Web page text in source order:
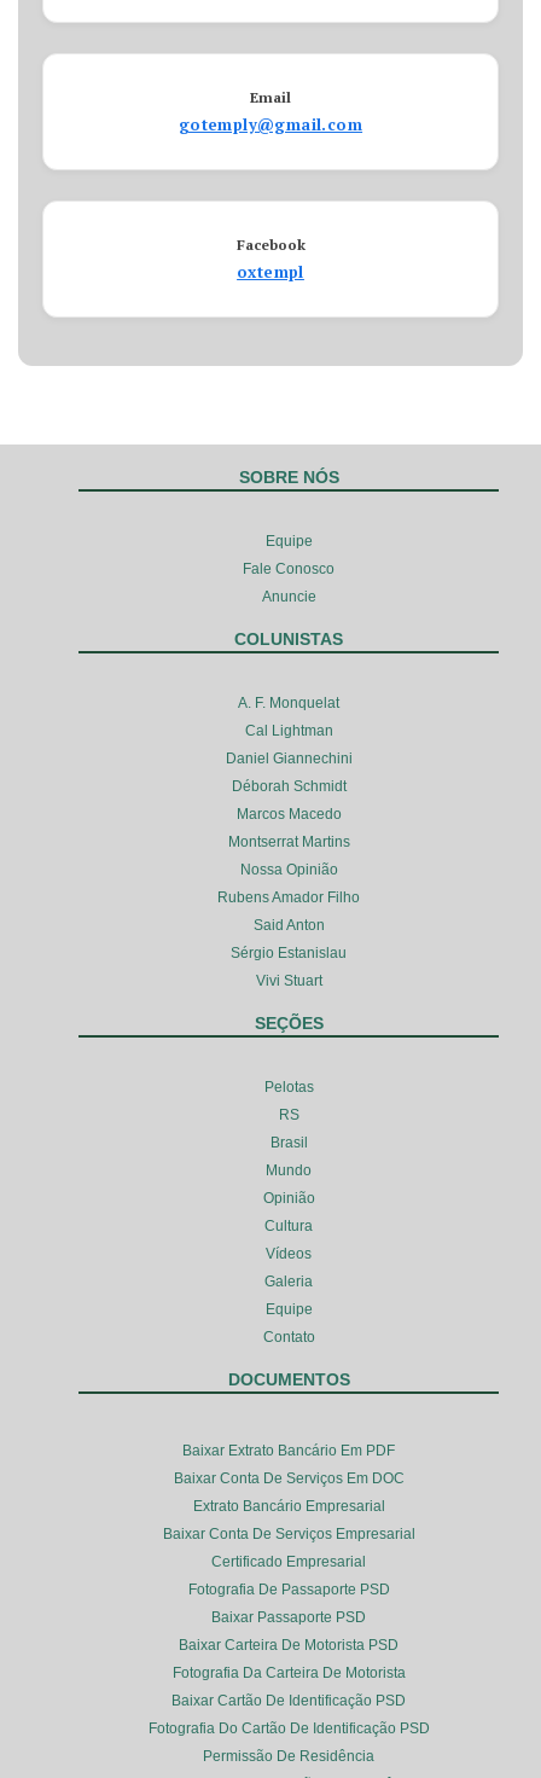
Email
gotemply@gmail.com
Facebook
oxtempl
SOBRE NÓS
Equipe
Fale Conosco
Anuncie
COLUNISTAS
A. F. Monquelat
Cal Lightman
Daniel Giannechini
Déborah Schmidt
Marcos Macedo
Montserrat Martins
Nossa Opinião
Rubens Amador Filho
Said Anton
Sérgio Estanislau
Vivi Stuart
SEÇÕES
Pelotas
RS
Brasil
Mundo
Opinião
Cultura
Vídeos
Galeria
Equipe
Contato
DOCUMENTOS
Baixar Extrato Bancário Em PDF
Baixar Conta De Serviços Em DOC
Extrato Bancário Empresarial
Baixar Conta De Serviços Empresarial
Certificado Empresarial
Fotografia De Passaporte PSD
Baixar Passaporte PSD
Baixar Carteira De Motorista PSD
Fotografia Da Carteira De Motorista
Baixar Cartão De Identificação PSD
Fotografia Do Cartão De Identificação PSD
Permissão De Residência